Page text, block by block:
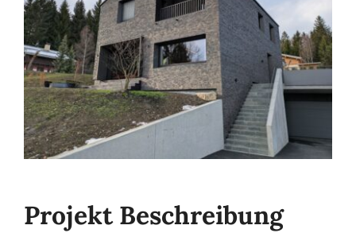
Projekt Beschreibung